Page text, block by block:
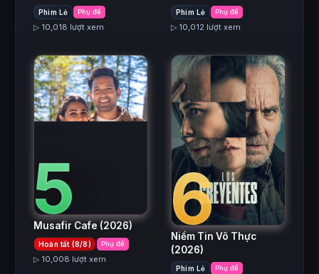
Phim Lẻ Phụ đề
▷ 10,018 lượt xem
Phim Lẻ Phụ đề
▷ 10,012 lượt xem
5
Musafir Cafe (2026)
Hoàn tất (8/8) Phụ đề
▷ 10,008 lượt xem
6
Niềm Tin Vô Thực
(2026)
Phim Lẻ Phụ đề